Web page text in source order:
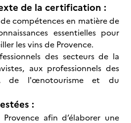
de la certification :
compétences en matière de
essentielles pour
les vins de Provence.
des secteurs de la
aux professionnels des
de l'œnotourisme et du
:
afin d’élaborer une